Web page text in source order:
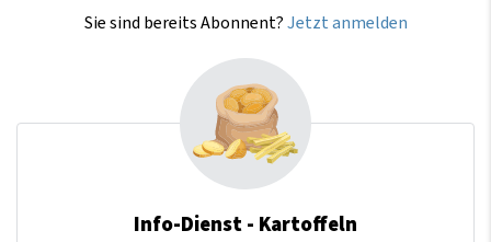
Sie sind bereits Abonnent?Jetzt anmelden
Info-Dienst - Kartoffeln